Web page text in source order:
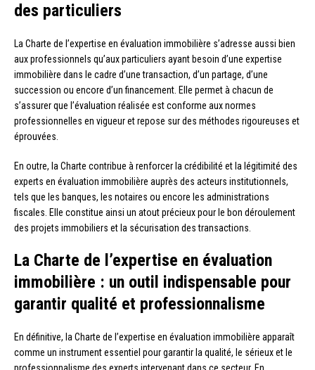
des particuliers
La Charte de l’expertise en évaluation immobilière s’adresse aussi bien
aux professionnels qu’aux particuliers ayant besoin d’une expertise
immobilière dans le cadre d’une transaction, d’un partage, d’une
succession ou encore d’un financement. Elle permet à chacun de
s’assurer que l’évaluation réalisée est conforme aux normes
professionnelles en vigueur et repose sur des méthodes rigoureuses et
éprouvées.
En outre, la Charte contribue à renforcer la crédibilité et la légitimité des
experts en évaluation immobilière auprès des acteurs institutionnels,
tels que les banques, les notaires ou encore les administrations
fiscales. Elle constitue ainsi un atout précieux pour le bon déroulement
des projets immobiliers et la sécurisation des transactions.
La Charte de l’expertise en évaluation
immobilière : un outil indispensable pour
garantir qualité et professionnalisme
En définitive, la Charte de l’expertise en évaluation immobilière apparaît
comme un instrument essentiel pour garantir la qualité, le sérieux et le